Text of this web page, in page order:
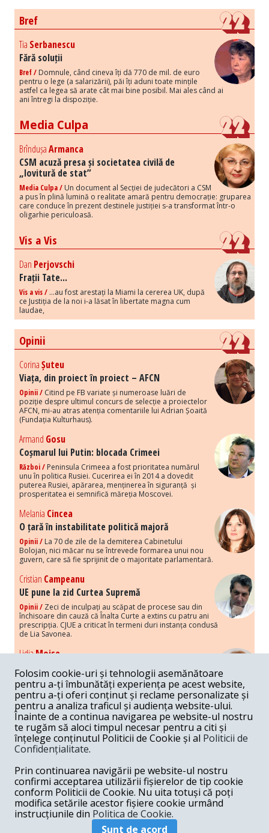
Bref
Tia Serbanescu
Fără soluții
Bref / Domnule, când cineva îți dă 770 de mil. de euro
pentru o lege (a salarizării), păi îți aduni toate mințile
astfel ca legea să arate cât mai bine posibil. Mai ales când ai
ani întregi la dispoziție.
Media Culpa
BrîndușaArmanca
CSM acuză presa și societatea civilă de
„lovitură de stat”
Media Culpa / Un document al Secției de judecători a CSM
a pus în plină lumină o realitate amară pentru democrație: gruparea
care conduce în prezent destinele justiției s-a transformat într-o
oligarhie periculoasă.
Vis a Vis
Dan Perjovschi
Frații Tate...
Vis a vis / ...au fost arestați la Miami la cererea UK, după
ce Justiția de la noi i-a lăsat în libertate magna cum
laudae,
Opinii
CorinaȘuteu
Viața, din proiect în proiect – AFCN
Opinii / Citind pe FB variate și numeroase luări de
poziție despre ultimul concurs de selecție a proiectelor
AFCN, mi-au atras atenția comentariile lui Adrian Șoaită
(Fundația Kulturhaus).
Armand Gosu
Coșmarul lui Putin: blocada Crimeei
Război / Peninsula Crimeea a fost prioritatea numărul
unu în politica Rusiei. Cucerirea ei în 2014 a dovedit
puterea Rusiei, apărarea, menținerea în siguranță și
prosperitatea ei semnifică măreția Moscovei.
Melania Cincea
O țară în instabilitate politică majoră
Opinii / La 70 de zile de la demiterea Cabinetului
Bolojan, nici măcar nu se întrevede formarea unui nou
guvern, care să fie sprijinit de o majoritate parlamentară.
Cristian Campeanu
UE pune la zid Curtea Supremă
Opinii / Zeci de inculpați au scăpat de procese sau din
închisoare din cauză că Înalta Curte a extins cu patru ani
prescripția. CJUE a criticat în termeni duri instanța condusă
de Lia Savonea.
LidiaMoise
Costurile economice ale haosului politic
Opinii / Economia nu poate rezista cu retorica falsă a
susținerii intereselor poporului, care, de fapt, ascunde
obsesia menținerii privilegiilor și a averilor unor caste.
Melania Cincea
Noi puseuri de xenofobie din partea românilor
„neaoși”
Periodic, în spațiul public sunt voci care lansează
mesaje xenofobe la adresa câte unui politician care deranjează un
anumit grup politico-mediatic, într-un anumit moment.
ArmandGosu
Unirea cu Moldova: modele istorice
Unirea cu Moldova depinde de intensitatea
Folosim cookie-uri și tehnologii asemănătoare
pentru a-ți îmbunătăți experiența pe acest website,
pentru a-ți oferi conținut și reclame personalizate și
pentru a analiza traficul și audiența website-ului.
Înainte de a continua navigarea pe website-ul nostru
te rugăm să aloci timpul necesar pentru a citi și
înțelege conținutul Politicii de Cookie și al Politicii de
Confidențialitate.
Prin continuarea navigării pe website-ul nostru
confirmi acceptarea utilizării fișierelor de tip cookie
conform Politicii de Cookie. Nu uita totuși că poți
modifica setările acestor fișiere cookie urmând
instrucțiunile din Politica de Cookie.
Sunt de acord